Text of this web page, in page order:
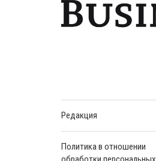
Редакция
Политика в отношении